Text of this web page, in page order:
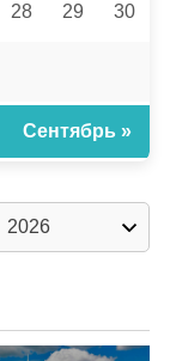
28 29 30
Сентябрь »